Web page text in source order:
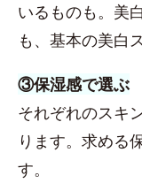
いるものも。美
も、基本の美白
③保湿感で選ぶ
それぞれのスキ
ります。求める
す。